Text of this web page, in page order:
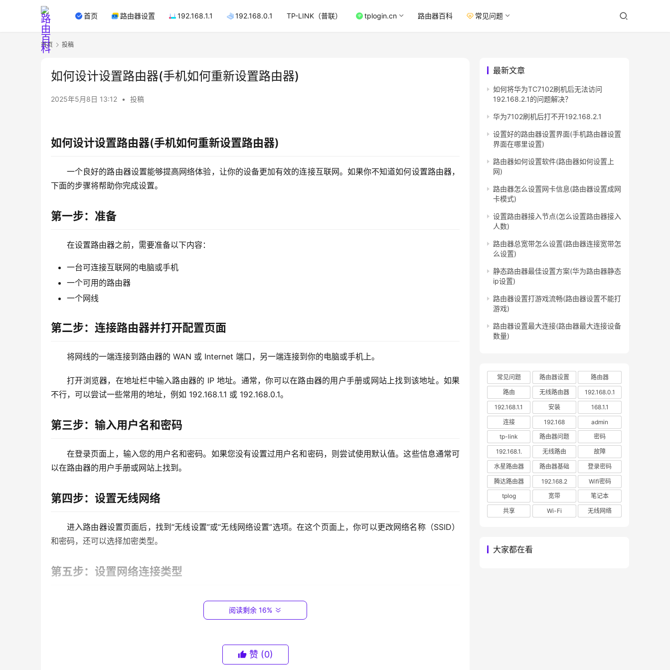
首页 路由器设置 192.168.1.1 192.168.0.1 TP-LINK（普联） tplogin.cn 路由器百科 常见问题
首页 投稿
如何设计设置路由器(手机如何重新设置路由器)
2025年5月8日 13:12 • 投稿
如何设计设置路由器(手机如何重新设置路由器)
一个良好的路由器设置能够提高网络体验，让你的设备更加有效的连接互联网。如果你不知道如何设置路由器，
下面的步骤将帮助你完成设置。
第一步：准备
在设置路由器之前，需要准备以下内容：
一台可连接互联网的电脑或手机
一个可用的路由器
一个网线
第二步：连接路由器并打开配置页面
将网线的一端连接到路由器的 WAN 或 Internet 端口，另一端连接到你的电脑或手机上。
打开浏览器，在地址栏中输入路由器的 IP 地址。通常，你可以在路由器的用户手册或网站上找到该地址。如果
不行，可以尝试一些常用的地址，例如 192.168.1.1 或 192.168.0.1。
第三步：输入用户名和密码
在登录页面上，输入您的用户名和密码。如果您没有设置过用户名和密码，则尝试使用默认值。这些信息通常可
以在路由器的用户手册或网站上找到。
第四步：设置无线网络
进入路由器设置页面后，找到“无线设置”或“无线网络设置”选项。在这个页面上，你可以更改网络名称（SSID）
和密码，还可以选择加密类型。
第五步：设置网络连接类型
在路由器设置页面上，找到“WAN 设置”或“互联网设置”选项。这里，您需要选择网络连接类型。如果您的网络提
供商提供了 DHCP 服务，通常可以选择自动获取 IP 地址和 DNS 服务器地址。
阅读剩余 16%
赞 (0)
最新文章
如何将华为TC7102刷机后无法访问
192.168.2.1的问题解决？
华为7102刷机后打不开192.168.2.1
设置好的路由器设置界面(手机路由器设置
界面在哪里设置)
路由器如何设置软件(路由器如何设置上
网)
路由器怎么设置网卡信息(路由器设置成网
卡模式)
设置路由器接入节点(怎么设置路由器接入
人数)
路由器总宽带怎么设置(路由器连接宽带怎
么设置)
静态路由器最佳设置方案(华为路由器静态
ip设置)
路由器设置打游戏流畅(路由器设置不能打
游戏)
路由器设置最大连接(路由器最大连接设备
数量)
常见问题 路由器设置
路由器
路由
无线路由器
192.168.0.1
192.168.1.1
安装
168.1.1
连接
192.168
admin
tp-link
路由器问题
密码
192.168.1.
无线路由
故障
水星路由器
路由器基础
登录密码
腾达路由器
192.168.2
Wifi密码
tplog
宽带
笔记本
共享
Wi-Fi 无线网络
大家都在看